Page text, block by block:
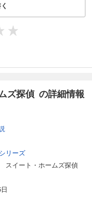
ズ探偵 の詳細情報
リーズ
スイート・ホームズ探偵